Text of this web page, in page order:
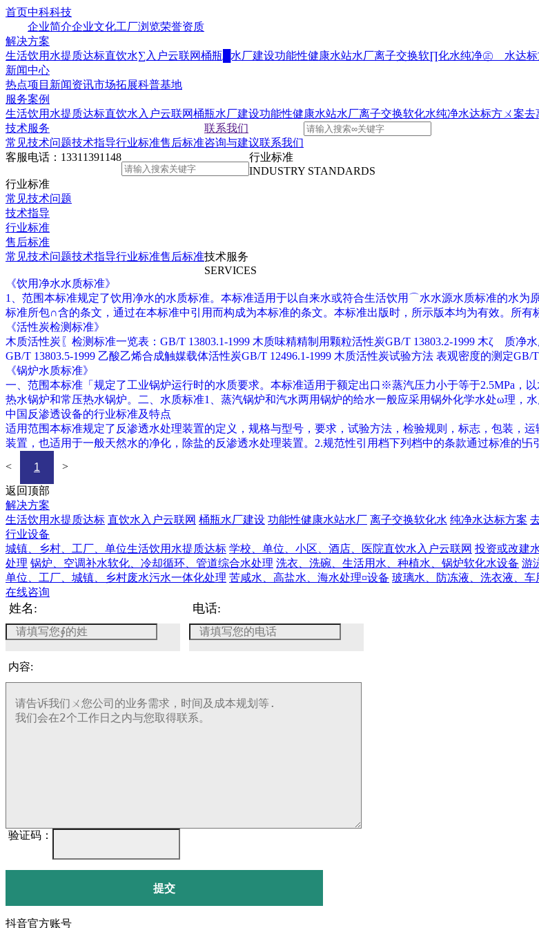
首页中科科技
企业简介企业文化工厂浏览荣誉资质
解决方案
生活饮用水提质达标直饮水∑入户云联网桶瓶█水厂建设功能性健康水站水厂离子交换软∏化水纯净㊣ 水达标
新闻中心
热点项目 新闻资讯市场拓展科普基地
服务案例
生活饮用水提质达标直饮水入户云联网桶瓶水厂建设功能性健康水站水厂离子交换软化水纯净水达标方ㄨ案去
技术服务
常见技术问题技术指导行业标准售后标准
联系我们
咨询与建议联系我们
客服电话： 13311391148
行业标准
INDUSTRY STANDARDS
行业标准
常见技术问题
技术指导
行业标准
售后标准
常见技术问题技术指导行业标准售后标准技术服务
SERVICES
《饮用净水水质标准》
1、范围本标准规定了饮用净水的水质标准。本标准适用于以自来水或符合生活饮用⌒水水源水质标准的水为
标准所包∩含的条文，通过在本标准中引用而构成为本标准的条文。本标准出版时，所示版本均为有效。所
《活性炭检测标准》
木质活性炭〖检测标准一览表：GB/T 13803.1-1999 木质味精精制用颗粒活性炭GB/T 13803.2-1999 木ζ 质净
GB/T 13803.5-1999 乙酸乙烯合成触媒载体活性炭GB/T 12496.1-1999 木质活性炭试验方法 表观密度的测定GB/
《锅炉水质标准》
一、范围本标准「规定了工业锅炉运行时的水质要求。本标准适用于额定出口※蒸汽压力小于等于2.5MPa，
热水锅炉和常压热水锅炉。二、水质标准1、蒸汽锅炉和汽水两用锅炉的给水一般应采用锅外化学水处ω理，
中国反渗透设备的行业标准及特点
适用范围本标准规定了反渗透水处理装置的定义，规格与型号，要求，试验方法，检验规则，标志，包装，
装置，也适用于一般天然水的净化，除盐的反渗透水处理装置。2.规范性引用档下列档中的条款通过标准的
<
1 >
返回顶部
解决方案
生活饮用水提质达标 直饮水入户云联网 桶瓶水厂建设 功能性健康水站水厂 离子交换软化水 纯净水达标方案
行业设备
城镇、乡村、工厂、单位生活饮用水提质达标 学校、单位、小区、酒店、医院直饮水入户云联网 投资或改建
处理 锅炉、空调补水软化、冷却循环、管道综合水处理 洗衣、洗碗、生活用水、种植水、锅炉软化水设备 游
单位、工厂、城镇、乡村废水污水一体化处理 苦咸水、高盐水、海水处理¤设备 玻璃水、防冻液、洗衣液、车
在线咨询
姓名: 电话:
内容:
验证码：
提交
抖音官方账号